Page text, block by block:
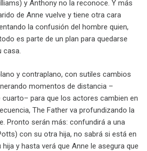
y Anthony no la reconoce. Y más
de Anne vuelve y tiene otra cara
la confusión del hombre quien,
es parte de un plan para quedarse
casa.
y contraplano, con sutiles cambios
momentos de distancia –
cuarto– para que los actores cambien en
The Father va profundizando la
Pronto serán más: confundirá a una
con su otra hija, no sabrá si está en
y hasta verá que Anne le asegura que